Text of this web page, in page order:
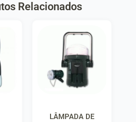
Relacionados
LÂMPADA DE